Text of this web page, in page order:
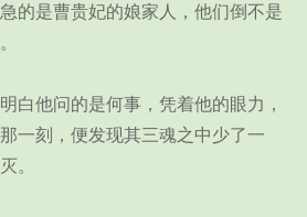
是曹贵妃的娘家人，他们倒不是
他问的是何事，凭着他的眼力，
一刻，便发现其三魂之中少了一
。